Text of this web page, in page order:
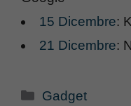
15 Dicembre:
21 Dicembre:
Categorie
Gadget